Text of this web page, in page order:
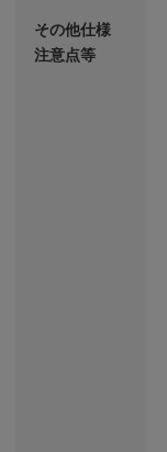
その他仕様
注意点等